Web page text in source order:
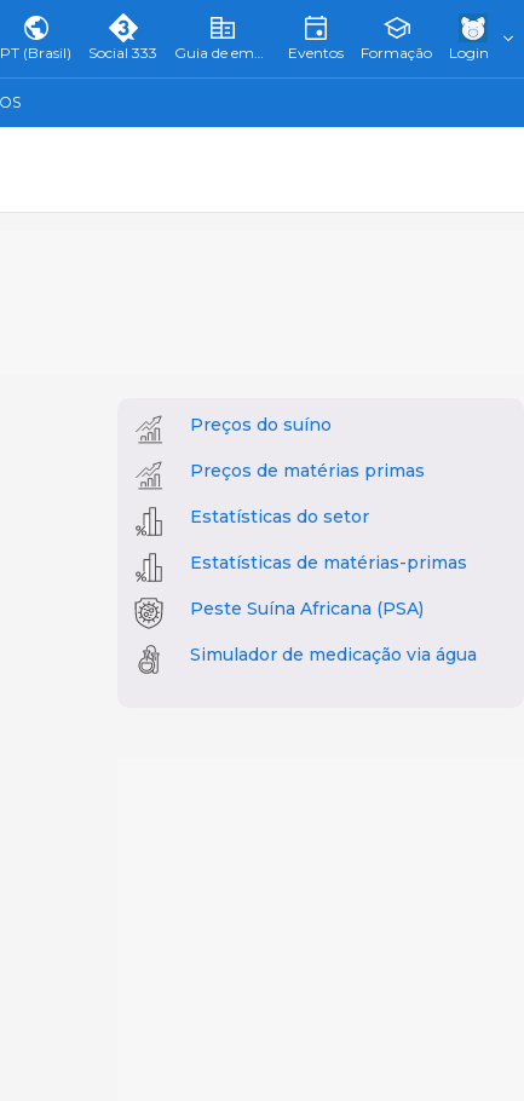
PT (Brasil) Social 333 Guia de empresas Eventos Formação Login
Preços do suíno
Preços de matérias primas
Estatísticas do setor
Estatísticas de matérias-primas
Peste Suína Africana (PSA)
Simulador de medicação via água